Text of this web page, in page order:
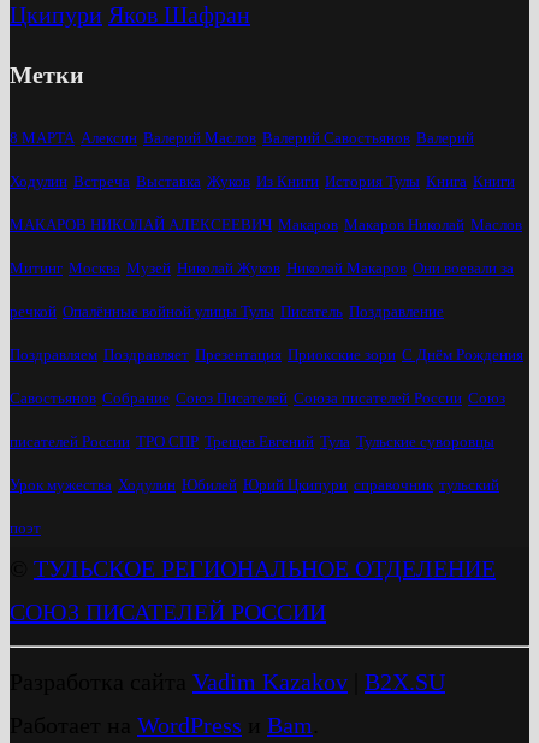
Цкипури Яков Шафран
Метки
8 МАРТА Алексин Валерий Маслов Валерий Савостьянов Валерий
Ходулин Встреча Выставка Жуков Из Книги История Тулы Книга Книги
МАКАРОВ НИКОЛАЙ АЛЕКСЕЕВИЧ Макаров Макаров Николай Маслов
Митинг Москва Музей Николай Жуков Николай Макаров Они воевали за
речкой Опалённые войной улицы Тулы Писатель Поздравление
Поздравляем Поздравляет Презентация Приокские зори С Днём Рождения
Савостьянов Собрание Союз Писателей Союза писателей России Союз
писателей России ТРО СПР Трещев Евгений Тула Тульские суворовцы
Урок мужества Ходулин Юбилей Юрий Цкипури справочник тульский
поэт
ТУЛЬСКОЕ РЕГИОНАЛЬНОЕ ОТДЕЛЕНИЕ
СОЮЗ ПИСАТЕЛЕЙ РОССИИ
Vadim Kazakov
B2X.SU
WordPress Bam